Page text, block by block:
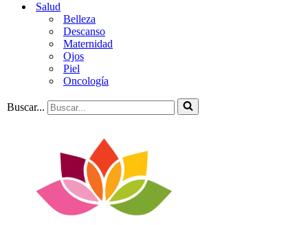
Salud
Belleza
Descanso
Maternidad
Ojos
Piel
Oncología
Buscar...